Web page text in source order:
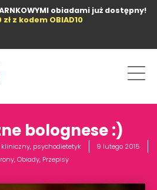
obiadami już dostępny!
zł z kodem OBIAD10
bolognese :)
psychodietetyk
9 lutego 2015
,Obiady, Przepisy